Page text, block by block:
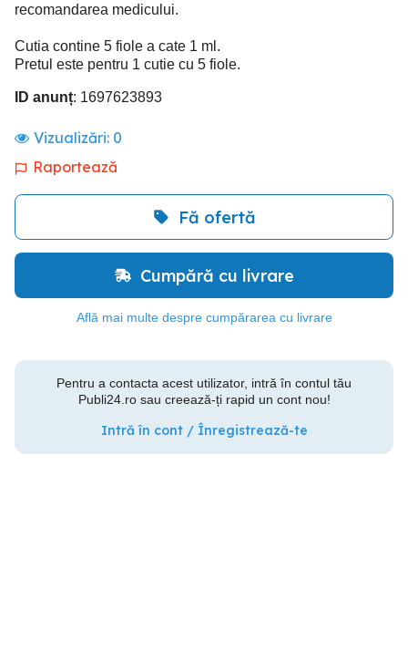
recomandarea medicului.
Cutia contine 5 fiole a cate 1 ml.
Pretul este pentru 1 cutie cu 5 fiole.
ID anunț: 1697623893
Vizualizări: 0
Raportează
Fă ofertă
Cumpără cu livrare
Află mai multe despre cumpărarea cu livrare
Pentru a contacta acest utilizator, intră în contul tău
Publi24.ro sau creează-ți rapid un cont nou!
Intră în cont / Înregistrează-te